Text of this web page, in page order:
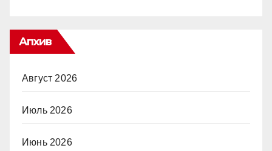
Апхив
Август 2026
Июль 2026
Июнь 2026